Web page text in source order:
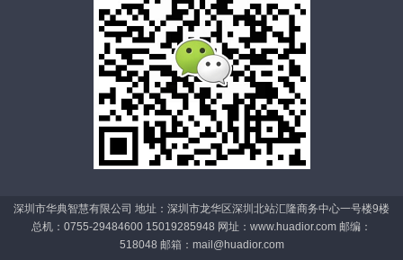
深圳市华典智慧有限公司 地址：深圳市龙华区深圳北站汇隆商务中心一号楼9楼
总机：0755-29484600 15019285948 网址：www.huadior.com 邮编：
518048 邮箱： mail@huadior.com